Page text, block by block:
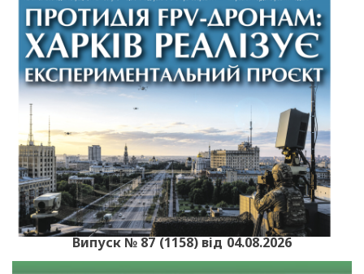
Випуск № 87 (1158) від 04.08.2026